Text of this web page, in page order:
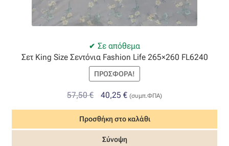
Κατάστημα
Όλα τα υφάσματα
Σε απόθεμα
Σετ King Size Σεντόνια Fashion Life 265×260 FL6240
ΠΡΟΣΦΟΡΆ!
57,50€
Original
price
was:
57,50 €.
40,25 €Η
τρέχουσα
τιμή
είναι:
(συμπ.ΦΠΑ)
Προσθήκη στο καλάθι
Σύνοψη